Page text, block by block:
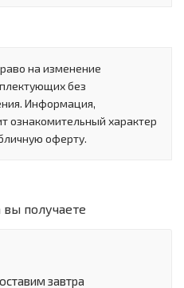
на изменение
без
Информация,
ознакомительный характер
оферту.
получаете
завтра